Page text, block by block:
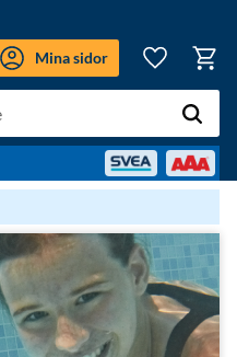
Mina sidor
Favoriter